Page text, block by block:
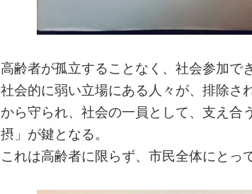
高齢者が孤立することなく、社会参加で
社会的に弱い立場にある人々が、排除さ
から守られ、社会の一員として、支え合
摂」が鍵となる。
これは高齢者に限らず、市民全体にとっ